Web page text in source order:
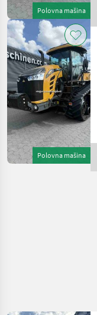
Polovna mašina
Polovna mašina